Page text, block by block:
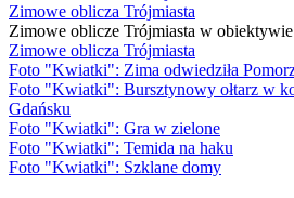
Zimowe oblicza Trójmiasta
Zimowe oblicze Trójmiasta w
Zimowe oblicza Trójmiasta
Foto "Kwiatki": Zima odwiedziła
Foto "Kwiatki": Bursztynowy ołtarz w
Gdańsku
Foto "Kwiatki": Gra w zielone
Foto "Kwiatki": Temida na haku
Foto "Kwiatki": Szklane domy